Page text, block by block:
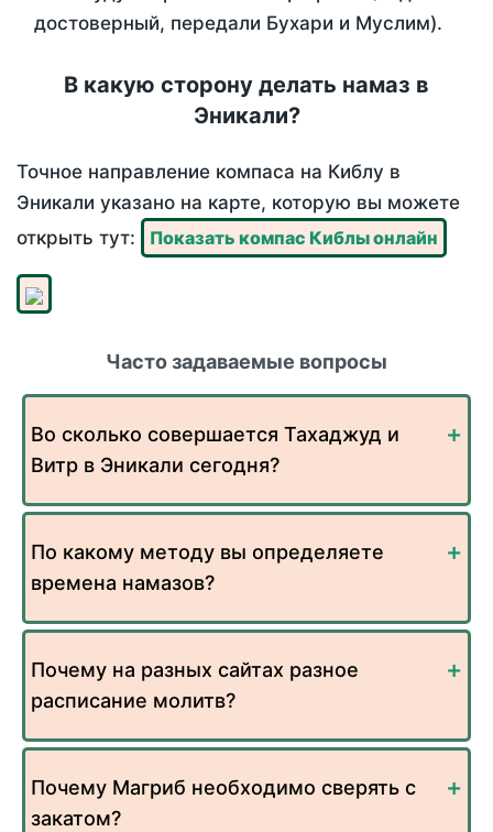
достоверный, передали Бухари и Муслим).
В какую сторону делать намаз в
Эникали?
Точное направление компаса на Киблу в
Эникали указано на карте, которую вы можете
открыть тут:
Показать компас Киблы онлайн
Часто задаваемые вопросы
Во сколько совершается Тахаджуд и
Витр в Эникали сегодня?
По какому методу вы определяете
времена намазов?
Почему на разных сайтах разное
расписание молитв?
Почему Магриб необходимо сверять с
закатом?